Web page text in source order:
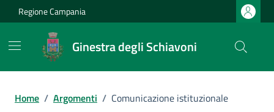
Vai ai contenuti
Vai al footer
Regione Campania
Ginestra degli Schiavoni
Home / Argomenti / Comunicazione istituzionale